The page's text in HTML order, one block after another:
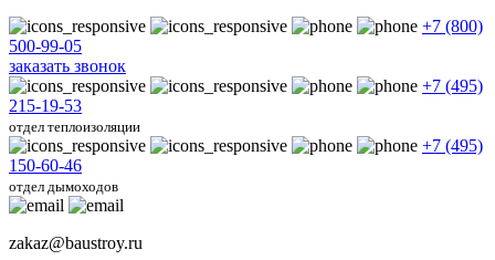
+7 (800)
500-99-05
заказать звонок
+7 (495)
215-19-53
отдел теплоизоляции
+7 (495)
150-60-46
отдел дымоходов
zakaz@baustroy.ru